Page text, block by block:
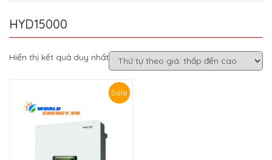
HYD15000
Hiển thị kết quả duy nhất
Sale